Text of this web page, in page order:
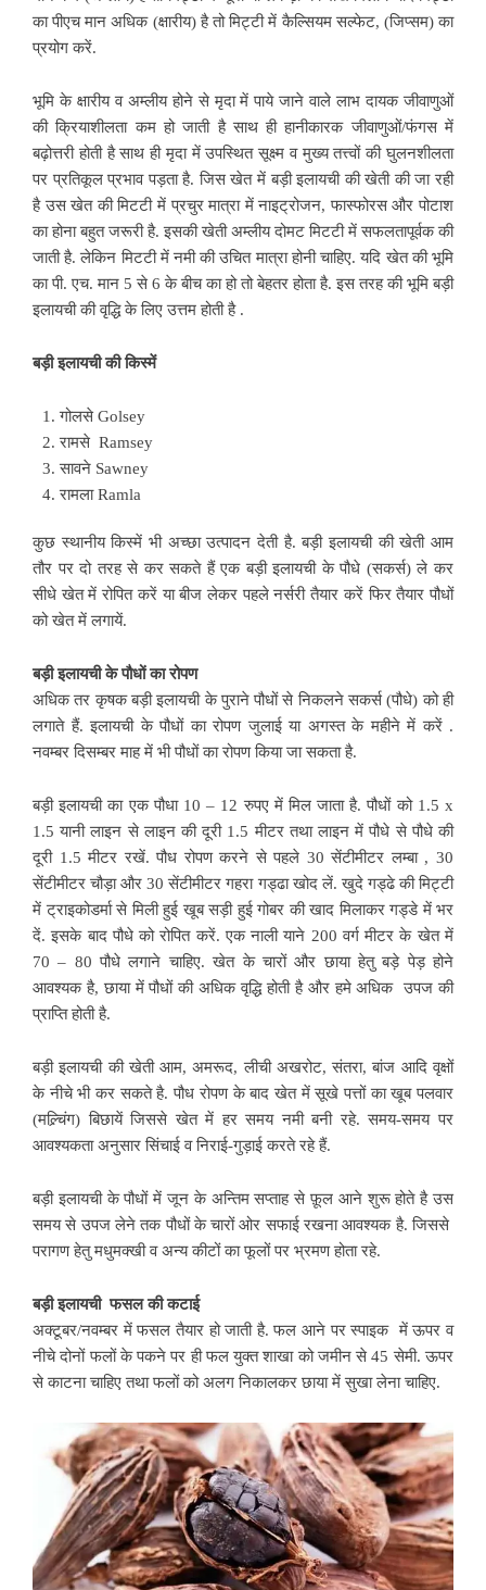
का पीएच मान अधिक (क्षारीय) है तो मिट्टी में कैल्सियम सल्फेट, (जिप्सम) का
प्रयोग करें.
भूमि के क्षारीय व अम्लीय होने से मृदा में पाये जाने वाले लाभ दायक जीवाणुओं
की क्रियाशीलता कम हो जाती है साथ ही हानीकारक जीवाणुओं/फंगस में
बढ़ोत्तरी होती है साथ ही मृदा में उपस्थित सूक्ष्म व मुख्य तत्त्वों की घुलनशीलता
पर प्रतिकूल प्रभाव पड़ता है. जिस खेत में बड़ी इलायची की खेती की जा रही
है उस खेत की मिटटी में प्रचुर मात्रा में नाइट्रोजन, फास्फोरस और पोटाश
का होना बहुत जरूरी है. इसकी खेती अम्लीय दोमट मिटटी में सफलतापूर्वक की
जाती है. लेकिन मिटटी में नमी की उचित मात्रा होनी चाहिए. यदि खेत की भूमि
का पी. एच. मान 5 से 6 के बीच का हो तो बेहतर होता है. इस तरह की भूमि बड़ी
इलायची की वृद्धि के लिए उत्तम होती है .
बड़ी इलायची की किस्में
गोलसे Golsey
रामसे Ramsey
सावने Sawney
रामला Ramla
कुछ स्थानीय किस्में भी अच्छा उत्पादन देती है. बड़ी इलायची की खेती आम
तौर पर दो तरह से कर सकते हैं एक बड़ी इलायची के पौधे (सकर्स) ले कर
सीधे खेत में रोपित करें या बीज लेकर पहले नर्सरी तैयार करें फिर तैयार पौधों
को खेत में लगायें.
बड़ी इलायची के पौधों का रोपण
अधिक तर कृषक बड़ी इलायची के पुराने पौधों से निकलने सकर्स (पौधे) को ही
लगाते हैं. इलायची के पौधों का रोपण जुलाई या अगस्त के महीने में करें .
नवम्बर दिसम्बर माह में भी पौधों का रोपण किया जा सकता है.
बड़ी इलायची का एक पौधा 10 – 12 रुपए में मिल जाता है. पौधों को 1.5 x
1.5 यानी लाइन से लाइन की दूरी 1.5 मीटर तथा लाइन में पौधे से पौधे की
दूरी 1.5 मीटर रखें. पौध रोपण करने से पहले 30 सेंटीमीटर लम्बा , 30
सेंटीमीटर चौड़ा और 30 सेंटीमीटर गहरा गड्ढा खोद लें. खुदे गड्ढे की मिट्टी
में ट्राइकोडर्मा से मिली हुई खूब सड़ी हुई गोबर की खाद मिलाकर गड्डे में भर
दें. इसके बाद पौधे को रोपित करें. एक नाली याने 200 वर्ग मीटर के खेत में
70 – 80 पौधे लगाने चाहिए. खेत के चारों और छाया हेतु बड़े पेड़ होने
आवश्यक है, छाया में पौधों की अधिक वृद्धि होती है और हमे अधिक उपज की
प्राप्ति होती है.
बड़ी इलायची की खेती आम, अमरूद, लीची अखरोट, संतरा, बांज आदि वृक्षों
के नीचे भी कर सकते है. पौध रोपण के बाद खेत में सूखे पत्तों का खूब पलवार
(मल्र्चिंग) बिछायें जिससे खेत में हर समय नमी बनी रहे. समय-समय पर
आवश्यकता अनुसार सिंचाई व निराई-गुड़ाई करते रहे हैं.
बड़ी इलायची के पौधों में जून के अन्तिम सप्ताह से फ़ूल आने शुरू होते है उस
समय से उपज लेने तक पौधों के चारों ओर सफाई रखना आवश्यक है. जिससे
परागण हेतु मधुमक्खी व अन्य कीटों का फूलों पर भ्रमण होता रहे.
बड़ी इलायची फसल की कटाई
अक्टूबर/नवम्बर में फसल तैयार हो जाती है. फल आने पर स्पाइक में ऊपर व
नीचे दोनों फलों के पकने पर ही फल युक्त शाखा को जमीन से 45 सेमी. ऊपर
से काटना चाहिए तथा फलों को अलग निकालकर छाया में सुखा लेना चाहिए.